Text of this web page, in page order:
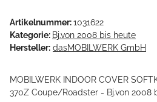
Artikelnummer:1031622
Kategorie: Bj.von 2008 bis heute
Hersteller: dasMOBILWERK GmbH
MOBILWERK INDOOR COVER
370Z Coupe/Roadster - Bj.von 2008